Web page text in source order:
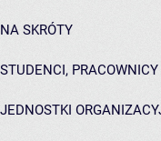
NA SKRÓTY
STUDENCI, PRACOWNICY
JEDNOSTKI